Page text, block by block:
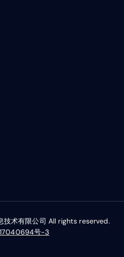
术有限公司 All rights reserved.
号-3